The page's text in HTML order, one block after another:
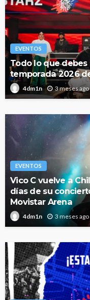
EVENTOS
Todo lo que
temporada 2026
4dm1n 3 meses ago
EVENTOS
Vico C vuelve a
días de su
Movistar Arena
4dm1n 3 meses ago